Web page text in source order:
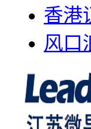
香港
风口